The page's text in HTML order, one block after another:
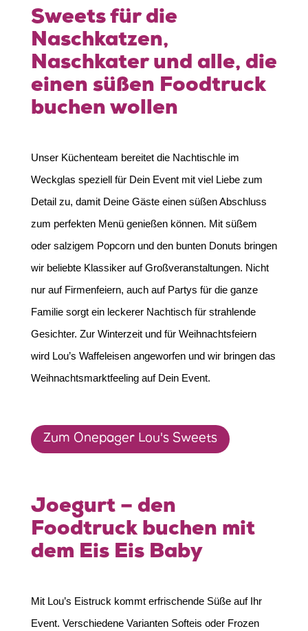
Sweets für die
Naschkatzen,
Naschkater und alle, die
einen süßen Foodtruck
buchen wollen
Unser Küchenteam bereitet die Nachtischle im
Weckglas speziell für Dein Event mit viel Liebe zum
Detail zu, damit Deine Gäste einen süßen Abschluss
zum perfekten Menü genießen können. Mit süßem
oder salzigem Popcorn und den bunten Donuts bringen
wir beliebte Klassiker auf Großveranstaltungen. Nicht
nur auf Firmenfeiern, auch auf Partys für die ganze
Familie sorgt ein leckerer Nachtisch für strahlende
Gesichter. Zur Winterzeit und für Weihnachtsfeiern
wird Lou’s Waffeleisen angeworfen und wir bringen das
Weihnachtsmarktfeeling auf Dein Event.
Zum Onepager Lou's Sweets
Joegurt – den
Foodtruck buchen mit
dem Eis Eis Baby
Mit Lou’s Eistruck kommt erfrischende Süße auf Ihr
Event. Verschiedene Varianten Softeis oder Frozen